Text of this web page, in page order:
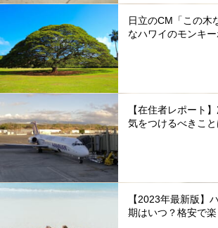
日立のCM「この木
なハワイのモンキー
【在住者レポート
気をつけるべきこと
【2023年最新版】
期はいつ？格安で楽